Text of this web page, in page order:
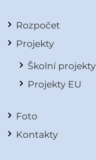
Rozpočet
Projekty
Školní projekty
Projekty EU
Foto
Kontakty